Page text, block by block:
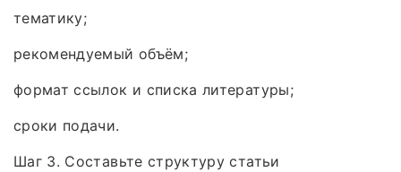
тематику;
рекомендуемый объём;
формат ссылок и списка литературы;
сроки подачи.
Шаг 3. Составьте структуру статьи